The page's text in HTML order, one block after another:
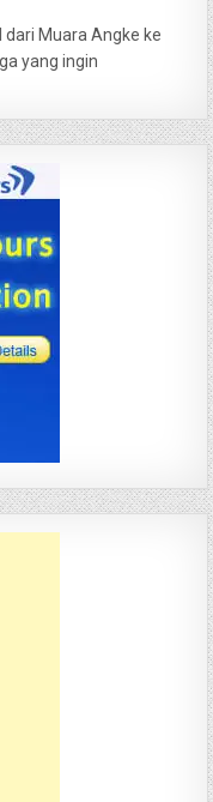
dari Muara Angke ke
yang ingin